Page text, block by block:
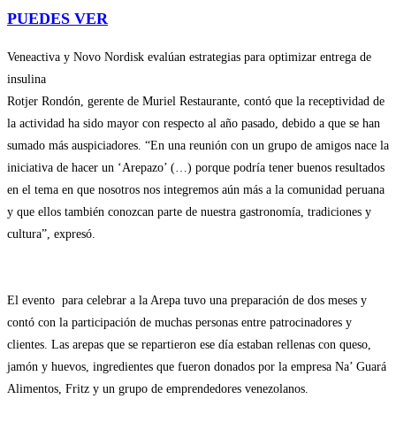
PUEDES VER
Veneactiva y Novo Nordisk evalúan estrategias para optimizar entrega de
insulina
Rotjer Rondón, gerente de Muriel Restaurante, contó que la receptividad de
la actividad ha sido mayor con respecto al año pasado, debido a que se han
sumado más auspiciadores. “En una reunión con un grupo de amigos nace la
iniciativa de hacer un ‘Arepazo’ (…) porque podría tener buenos resultados
en el tema en que nosotros nos integremos aún más a la comunidad peruana
y que ellos también conozcan parte de nuestra gastronomía, tradiciones y
cultura”, expresó.
El evento para celebrar a la Arepa tuvo una preparación de dos meses y
contó con la participación de muchas personas entre patrocinadores y
clientes. Las arepas que se repartieron ese día estaban rellenas con queso,
jamón y huevos, ingredientes que fueron donados por la empresa Na’ Guará
Alimentos, Fritz y un grupo de emprendedores venezolanos.